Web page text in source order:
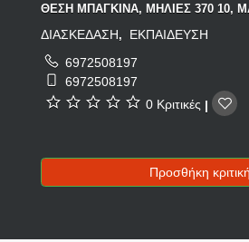
ΘΕΣΗ ΜΠΑΓΚΙΝΑ, ΜΗΛΙΕΣ 370 10,
ΔΙΑΣΚΕΔΑΣΗ, ΕΚΠΑΙΔΕΥΣΗ
6972508197
6972508197
0 Κριτικές |
Προσθήκη